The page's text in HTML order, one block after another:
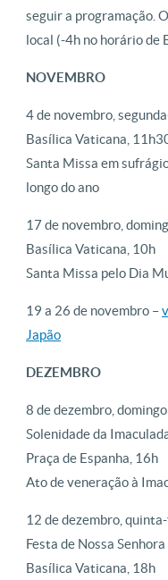
seguir a programação.
local (-4h no horário de
NOVEMBRO
4 de novembro,
Basílica Vaticana,
Santa Missa em
longo do ano
17 de novembro,
Basílica Vaticana, 10h
Santa Missa pelo Dia
19 a 26 de novembro –
Japão
DEZEMBRO
8 de dezembro, domingo
Solenidade da
Praça de Espanha, 16h
Ato de veneração à
12 de dezembro,
Festa de Nossa
Basílica Vaticana, 18h